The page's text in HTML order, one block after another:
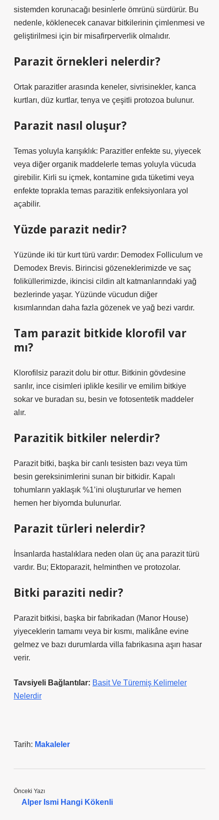
sistemden korunacağı besinlerle ömrünü sürdürür. Bu
nedenle, köklenecek canavar bitkilerinin çimlenmesi ve
geliştirilmesi için bir misafirperverlik olmalıdır.
Parazit örnekleri nelerdir?
Ortak parazitler arasında keneler, sivrisinekler, kanca
kurtları, düz kurtlar, tenya ve çeşitli protozoa bulunur.
Parazit nasıl oluşur?
Temas yoluyla karışıklık: Parazitler enfekte su, yiyecek
veya diğer organik maddelerle temas yoluyla vücuda
girebilir. Kirli su içmek, kontamine gıda tüketimi veya
enfekte toprakla temas parazitik enfeksiyonlara yol
açabilir.
Yüzde parazit nedir?
Yüzünde iki tür kurt türü vardır: Demodex Folliculum ve
Demodex Brevis. Birincisi gözeneklerimizde ve saç
foliküllerimizde, ikincisi cildin alt katmanlarındaki yağ
bezlerinde yaşar. Yüzünde vücudun diğer
kısımlarından daha fazla gözenek ve yağ bezi vardır.
Tam parazit bitkide klorofil var
mı?
Klorofilsiz parazit dolu bir ottur. Bitkinin gövdesine
sarılır, ince cisimleri iplikle kesilir ve emilim bitkiye
sokar ve buradan su, besin ve fotosentetik maddeler
alır.
Parazitik bitkiler nelerdir?
Parazit bitki, başka bir canlı tesisten bazı veya tüm
besin gereksinimlerini sunan bir bitkidir. Kapalı
tohumların yaklaşık %1’ini oluştururlar ve hemen
hemen her biyomda bulunurlar.
Parazit türleri nelerdir?
İnsanlarda hastalıklara neden olan üç ana parazit türü
vardır. Bu; Ektoparazit, helminthen ve protozolar.
Bitki paraziti nedir?
Parazit bitkisi, başka bir fabrikadan (Manor House)
yiyeceklerin tamamı veya bir kısmı, malikâne evine
gelmez ve bazı durumlarda villa fabrikasına aşırı hasar
verir.
Tavsiyeli Bağlantılar: Basit Ve Türemiş Kelimeler
Nelerdir
Tarih: Makaleler
Önceki Yazı
Alper Ismi Hangi Kökenli